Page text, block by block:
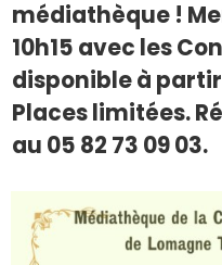
médiathèque !
10h15 avec les
disponible à
Places limitées.
au 05 82 73 09 03.